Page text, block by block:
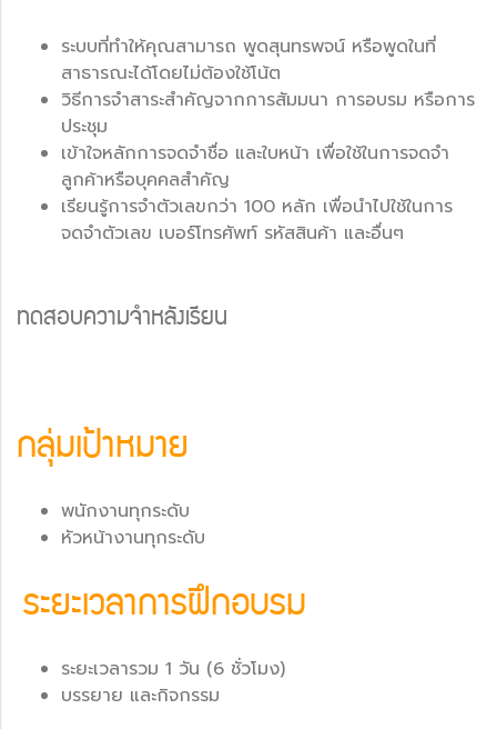
ระบบที่ทำให้คุณสามารถ พูดสุนทรพจน์ หรือพูดในที่
สาธารณะได้โดยไม่ต้องใช้โน้ต
วิธีการจำสาระสำคัญจากการสัมมนา การอบรม หรือการ
ประชุม
เข้าใจหลักการจดจำชื่อ และใบหน้า เพื่อใช้ในการจดจำ
ลูกค้าหรือบุคคลสำคัญ
เรียนรู้การจำตัวเลขกว่า 100 หลัก เพื่อนำไปใช้ในการ
จดจำตัวเลข เบอร์โทรศัพท์ รหัสสินค้า และอื่นๆ
ทดสอบความจำหลังเรียน
กลุ่มเป้าหมาย
พนักงานทุกระดับ
หัวหน้างานทุกระดับ
ระยะเวลาการฝึกอบรม
ระยะเวลารวม 1 วัน (6 ชั่วโมง)
บรรยาย และกิจกรรม